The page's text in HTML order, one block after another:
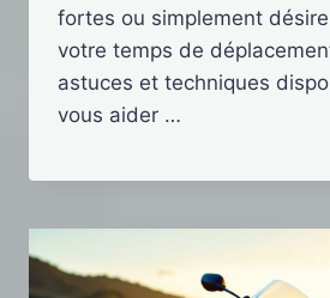
fortes ou simplement
votre temps de
astuces et techniques
vous aider …